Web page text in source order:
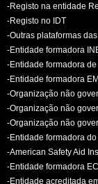
-Registo na entidade
-Registo no IDT
-Outras plataformas
-Entidade formadora
-Entidade formadora
-Entidade formadora
-Organização não
-Organização não
-Organização não
-Entidade formadora do
-American Safety Aid
-Entidade formadora
-Entidade acreditada